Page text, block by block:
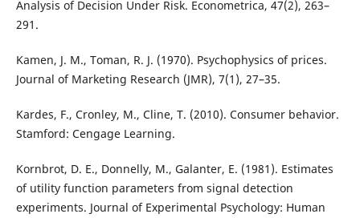
Analysis of Decision Under Risk. Econometrica, 47(2), 263–
291.
Kamen, J. M., Toman, R. J. (1970). Psychophysics of prices.
Journal of Marketing Research (JMR), 7(1), 27–35.
Kardes, F., Cronley, M., Cline, T. (2010). Consumer behavior.
Stamford: Cengage Learning.
Kornbrot, D. E., Donnelly, M., Galanter, E. (1981). Estimates
of utility function parameters from signal detection
experiments. Journal of Experimental Psychology: Human